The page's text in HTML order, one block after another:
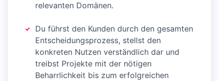
relevanten Domänen.
Du führst den Kunden durch den gesamten
Entscheidungsprozess, stellst den
konkreten Nutzen verständlich dar und
treibst Projekte mit der nötigen
Beharrlichkeit bis zum erfolgreichen